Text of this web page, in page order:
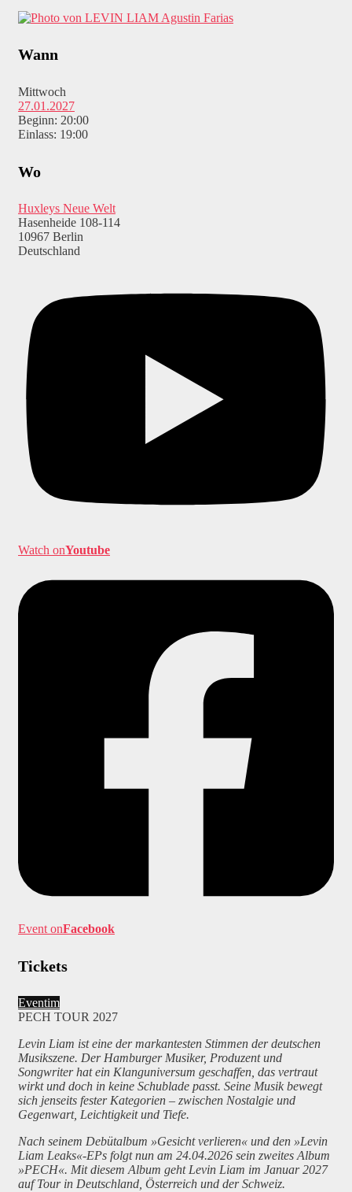
Agustin Farias
Wann
Mittwoch
27.01.2027
Beginn: 20:00
Einlass: 19:00
Wo
Huxleys Neue Welt
Hasenheide 108-114
10967 Berlin
Deutschland
Watch onYoutube
Event onFacebook
Tickets
Eventim
PECH TOUR 2027
Levin Liam ist eine der markantesten Stimmen der deutschen
Musikszene. Der Hamburger Musiker, Produzent und
Songwriter hat ein Klanguniversum geschaffen, das vertraut
wirkt und doch in keine Schublade passt. Seine Musik bewegt
sich jenseits fester Kategorien – zwischen Nostalgie und
Gegenwart, Leichtigkeit und Tiefe.
Nach seinem Debütalbum »Gesicht verlieren« und den »Levin
Liam Leaks«-EPs folgt nun am 24.04.2026 sein zweites Album
»PECH«. Mit diesem Album geht Levin Liam im Januar 2027
auf Tour in Deutschland, Österreich und der Schweiz.